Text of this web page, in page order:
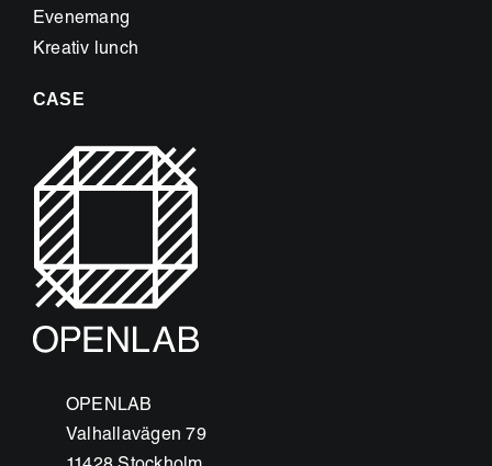
Evenemang
Kreativ lunch
CASE
OPENLAB
Valhallavägen 79